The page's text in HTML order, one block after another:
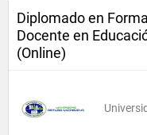
Diplomado en
Docente en
(Online)